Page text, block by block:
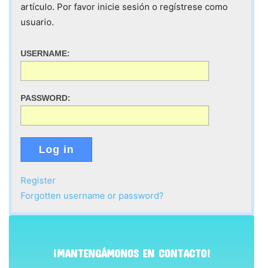
artículo. Por favor inicie sesión o regístrese como
usuario.
USERNAME:
PASSWORD:
Log in
Register
Forgotten username or password?
¡MANTENGÁMONOS EN CONTACTO!